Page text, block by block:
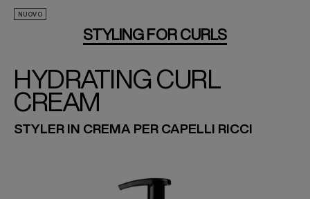
ACIDIC BONDING CONCENTRATE PER
ACIDIC BONDING CURLS
NUOVO
STYLING FOR CURLS
HYDRATING CURL
CREAM
STYLER IN CREMA PER CAPELLI RICCI